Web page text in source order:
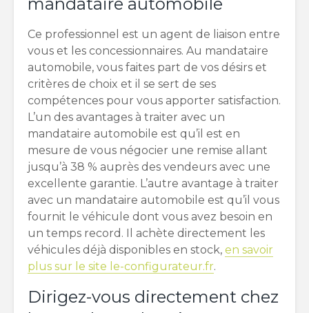
Ce professionnel est un agent de liaison entre
vous et les concessionnaires. Au mandataire
automobile, vous faites part de vos désirs et
critères de choix et il se sert de ses
compétences pour vous apporter satisfaction.
L’un des avantages à traiter avec un
mandataire automobile est qu’il est en
mesure de vous négocier une remise allant
jusqu’à 38 % auprès des vendeurs avec une
excellente garantie. L’autre avantage à traiter
avec un mandataire automobile est qu’il vous
fournit le véhicule dont vous avez besoin en
un temps record. Il achète directement les
véhicules déjà disponibles en stock, en savoir
plus sur le site le-configurateur.fr.
Dirigez-vous directement chez